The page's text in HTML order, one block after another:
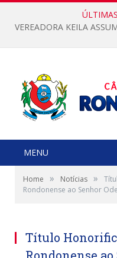
MENU
Home » Notícias »
Rondonense ao Senhor
Título